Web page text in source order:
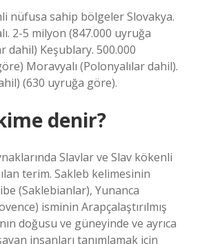
nüfusa sahip bölgeler Slovakya.
2-5 milyon (847.000 uyruğa
dahil) Keşublary. 500.000
Moravyalı (Polonyalılar dahil).
(630 uyruğa göre).
denir?
Slavlar ve Slav kökenli
terim. Sakleb kelimesinin
(Saklebianlar), Yunanca
isminin Arapçalaştırılmış
doğusu ve güneyinde ve ayrıca
insanları tanımlamak için